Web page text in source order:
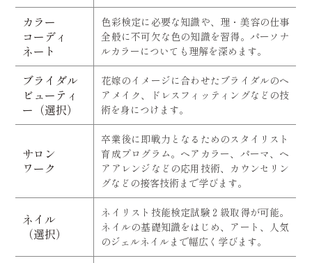
カラー
コーディ
ネート
色彩検定に必要な知識や、理・美容の仕事
全般に不可欠な色の知識を習得。パーソナ
ルカラーについても理解を深めます。
ブライダル
ビューティ
ー（選択）
花嫁のイメージに合わせたブライダルのヘ
アメイク、ドレスフィッティングなどの技
術を身につけます。
サロン
ワーク
卒業後に即戦力となるためのスタイリスト
育成プログラム。ヘアカラー、パーマ、ヘ
アアレンジなどの応用技術、カウンセリン
グなどの接客技術まで学びます。
ネイル
（選択）
ネイリスト技能検定試験２級取得が可能。
ネイルの基礎知識をはじめ、アート、人気
のジェルネイルまで幅広く学びます。